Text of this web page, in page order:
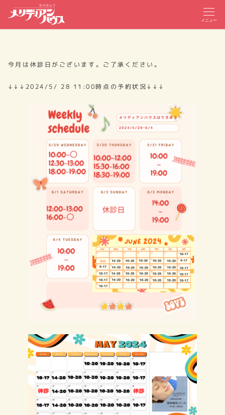
メニュー
今月は休診日がございます。ご了承ください。
↓↓↓2024/5/ 28 11:00時点の予約状況↓↓↓